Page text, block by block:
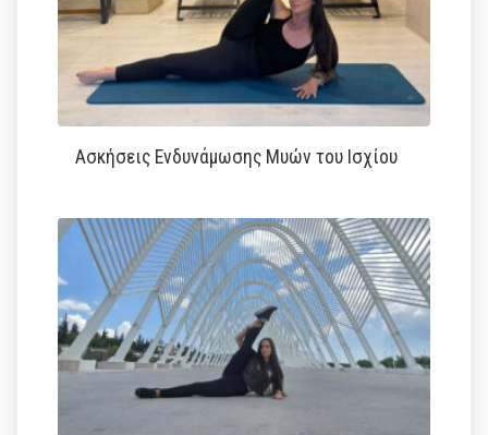
Ασκήσεις Ενδυνάμωσης Μυών του Ισχίου